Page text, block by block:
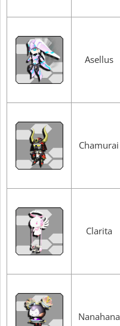
Asellus
Chamurai
Clarita
Nanahana